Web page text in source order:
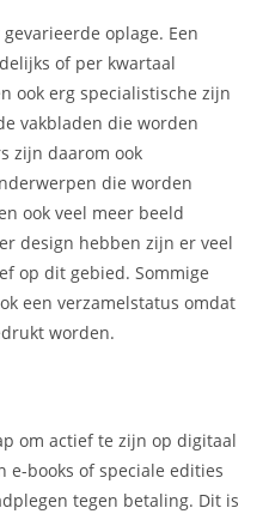
oplage. Een
of per kwartaal
ook erg specialistische zijn
vakbladen die worden
zijn daarom ook
die worden
ook veel meer beeld
design hebben zijn er veel
op dit gebied. Sommige
een verzamelstatus omdat
worden.
om actief te zijn op digitaal
e-books of speciale edities
tegen betaling. Dit is